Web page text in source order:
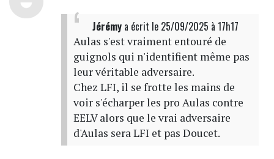
Jérémya écrit le 25/09/2025 à 17h17
Aulas s'est vraiment entouré de
guignols qui n'identifient même pas
leur véritable adversaire.
Chez LFI, il se frotte les mains de
voir s'écharper les pro Aulas contre
EELV alors que le vrai adversaire
d'Aulas sera LFI et pas Doucet.